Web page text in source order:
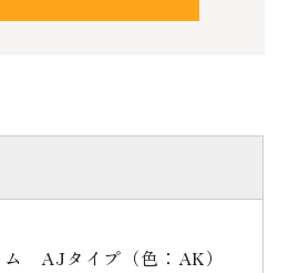
AJタイプ（色：AK）